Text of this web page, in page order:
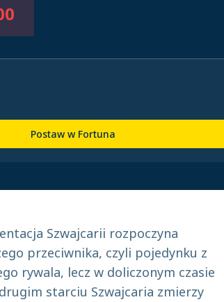
Postaw w Fortuna
Szwajcarii rozpoczyna
przeciwnika, czyli pojedynku z
rywala, lecz w doliczonym czasie
starciu Szwajcaria zmierzy